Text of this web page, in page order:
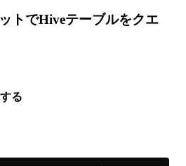
トでHiveテーブルをクエ
る